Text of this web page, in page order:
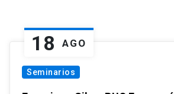
18 AGO
Seminarios